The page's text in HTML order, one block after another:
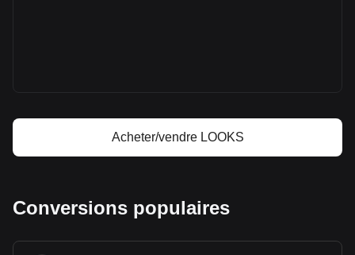
Acheter/vendre LOOKS
Conversions populaires